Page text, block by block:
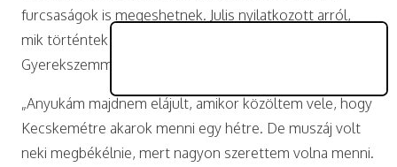
furcsaságok is megeshetnek. Julis nyilatkozott arról,
mik történtek vele a
Gyerekszemmel a PT-ről.
„Anyukám majdnem elájult, amikor közöltem vele, hogy
Kecskemétre akarok menni egy hétre. De muszáj volt
neki megbékélnie, mert nagyon szerettem volna menni.